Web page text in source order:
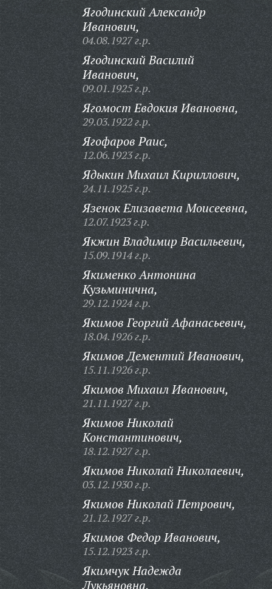
Ягодинский Александр
Иванович,
04.08.1927 г.р.
Ягодинский Василий
Иванович,
09.01.1925 г.р.
Ягомост Евдокия Ивановна,
29.03.1922 г.р.
Ягофаров Раис,
12.06.1923 г.р.
Ядыкин Михаил Кириллович,
24.11.1925 г.р.
Язенок Елизавета Моисеевна,
12.07.1923 г.р.
Якжин Владимир Васильевич,
15.09.1914 г.р.
Якименко Антонина
Кузьминична,
29.12.1924 г.р.
Якимов Георгий Афанасьевич,
18.04.1926 г.р.
Якимов Дементий Иванович,
15.11.1926 г.р.
Якимов Михаил Иванович,
21.11.1927 г.р.
Якимов Николай
Константинович,
18.12.1927 г.р.
Якимов Николай Николаевич,
03.12.1930 г.р.
Якимов Николай Петрович,
21.12.1927 г.р.
Якимов Федор Иванович,
15.12.1923 г.р.
Якимчук Надежда
Лукьяновна,